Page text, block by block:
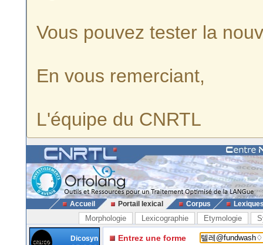
Vous pouvez tester la
En vous remerciant,
L'équipe du CNRTL
Accueil Portail lexical Corpus
Morphologie Lexicographie Etymologie
Dicosyn
Entrez une forme